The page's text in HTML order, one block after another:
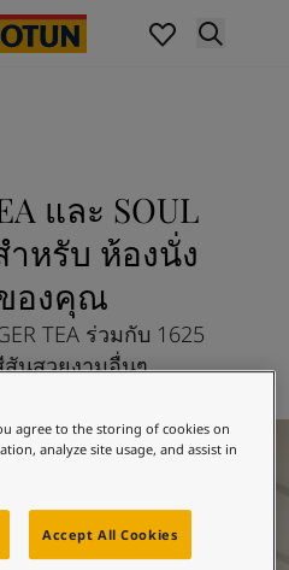
นสำหรับบ้านของคุณ
และ SOUL
หรับ ห้องนั่ง
องคุณ
TEA ร่วมกับ 1625
สันสวยงามอื่นๆ
agree to the storing of cookies on
analyze site usage, and assist in
Accept All Cookies